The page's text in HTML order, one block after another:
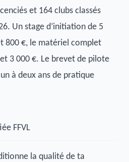
et 164 clubs classés
Un stage d’initiation de 5
800 €, le matériel complet
3 000 €. Le brevet de pilote
à deux ans de pratique
FFVL
la qualité de ta